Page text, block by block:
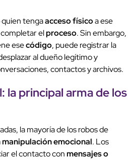
quien tengaacceso físicoa ese
elproceso. Sin embargo,
esecódigo, puede registrar la
al dueño legítimo y
contactos y archivos.
: laprincipal armade los
la mayoría de los robos de
manipulación emocional. Los
el contacto conmensajes o